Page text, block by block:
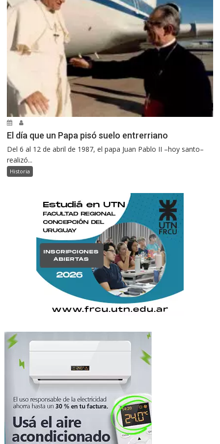
El día que un Papa pisó suelo entrerriano
Del 6 al 12 de abril de 1987, el papa Juan Pablo II –hoy santo–
realizó...
Historia